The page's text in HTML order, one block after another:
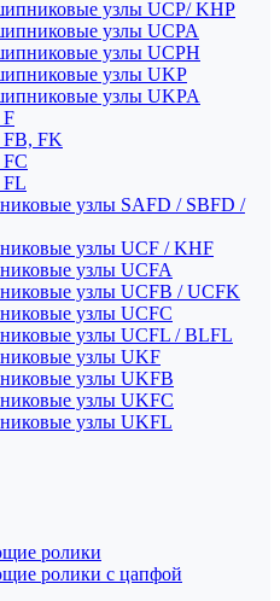
узлы UCP/ KHP
узлы UCPA
узлы UCPH
узлы UKP
узлы UKPA
F
FB, FK
FL
узлы SAFD / SBFD /
узлы UCF / KHF
узлы UCFA
узлы UCFB / UCFK
узлы UCFC
узлы UCFL / BLFL
узлы UKF
узлы UKFB
узлы UKFC
узлы UKFL
ролики
ролики с цапфой